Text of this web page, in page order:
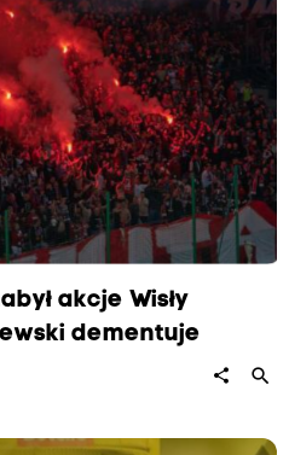
akcje Wisły
dementuje
share search